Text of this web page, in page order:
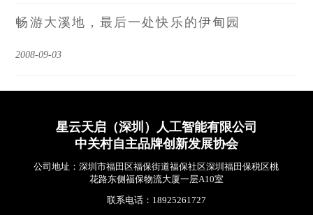
畅游大溪地，最后一处快乐的伊甸园
2008-09-03
星云天启（深圳）人工智能有限公司
中关村自主品牌创新发展协会
公司地址：深圳市福田区福保街道福保社区深圳福田保税区桃
花路东侧福保物流大厦一层A10室
联系电话：18925261727